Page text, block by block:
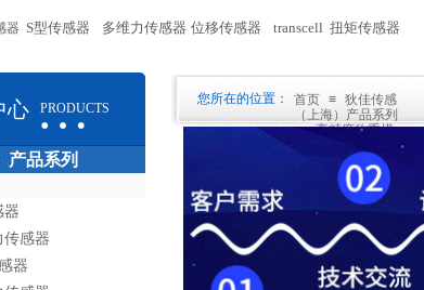
器 S型传感器 多维力传感器 位移传感器 transcell 扭矩传感器
…
…
您所在的位置： 首页 ≡ 狄佳传感
（上海）产品系列
≡ 高精度称重模
块专区（毫克/微克
高精度称
重专区（毫克级）
心 PRODUCTS
产品系列
器
传感器
器